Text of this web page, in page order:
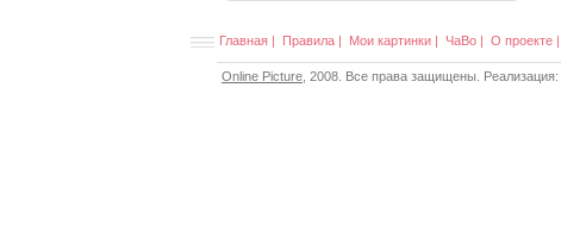
Главная | Правила | Мои картинки | ЧаВо | О проекте |
Online Picture , 2008. Все права защищены. Реализация: